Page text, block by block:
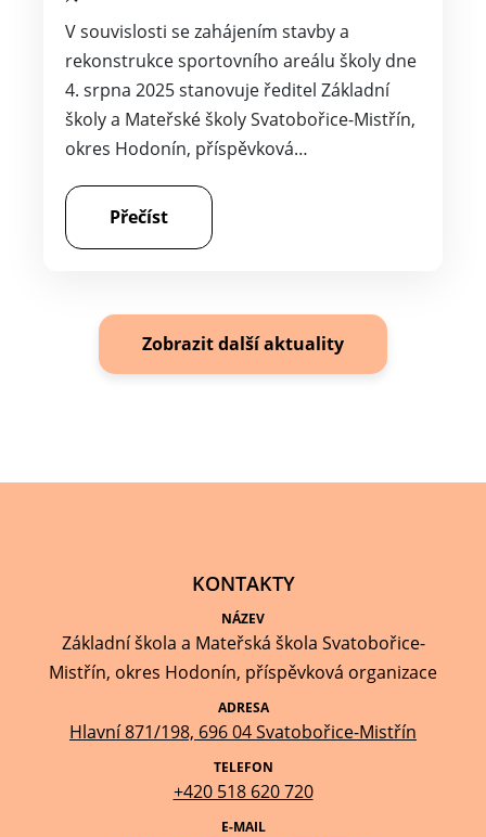
V souvislosti se zahájením stavby a
rekonstrukce sportovního areálu školy dne
4. srpna 2025 stanovuje ředitel Základní
školy a Mateřské školy Svatobořice-Mistřín,
okres Hodonín, příspěvková…
Přečíst
Zobrazit další aktuality
KONTAKTY
NÁZEV
Základní škola a Mateřská škola Svatobořice-
Mistřín, okres Hodonín, příspěvková organizace
ADRESA
Hlavní 871/198, 696 04 Svatobořice-Mistřín
TELEFON
+420 518 620 720
E-MAIL